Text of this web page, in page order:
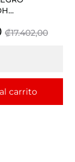
Precio
₡17.402,00
carrito